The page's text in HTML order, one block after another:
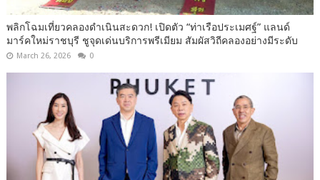
พลิกโฉมเที่ยวคลองดำเนินสะดวก! เปิดตัว “ท่าเรือประเมศฐ์” แลนด์
มาร์คใหม่ราชบุรี ชูจุดเด่นบริการพรีเมียม สัมผัสวิถีคลองอย่างมีระดับ
March 26, 2026 0